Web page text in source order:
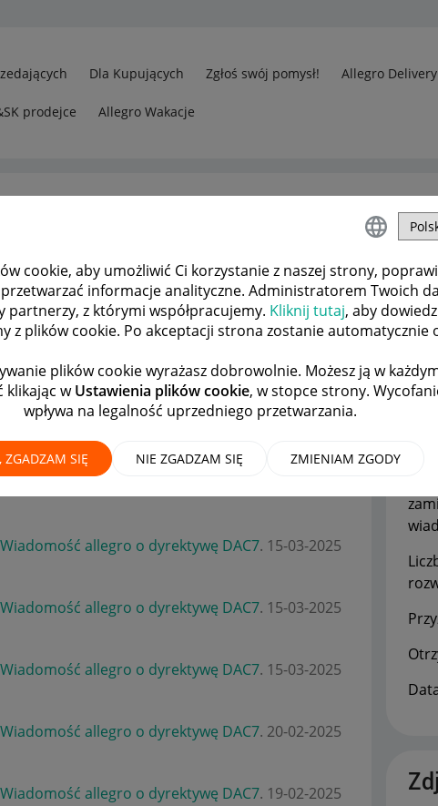
cookie, aby umożliwić Ci korzystanie z naszej strony,
informacje analityczne. Administratorem Twoich
partnerzy, z którymi współpracujemy. Kliknij tutaj, aby
z plików cookie. Po akceptacji strona zostanie automatycznie
plików cookie wyrażasz dobrowolnie. Możesz ją w
klikając wUstawienia plików cookie, w stopce strony.
wpływa na legalność uprzedniego przetwarzania.
ZGADZAM SIĘ NIE ZGADZAM SIĘ ZMIENIAM ZGODY
Dla Kupujących Zgłoś swój pomysł! Allegro Delivery
prodejce Allegro Wakacje
allegro o dyrektywę DAC7. ‎15-03-2025
allegro o dyrektywę DAC7. ‎15-03-2025
allegro o dyrektywę DAC7. ‎15-03-2025
allegro o dyrektywę DAC7. ‎20-02-2025
allegro o dyrektywę DAC7. ‎19-02-2025